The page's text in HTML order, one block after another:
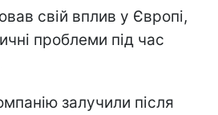
свій вплив у Європі,
проблеми під час
залучили після